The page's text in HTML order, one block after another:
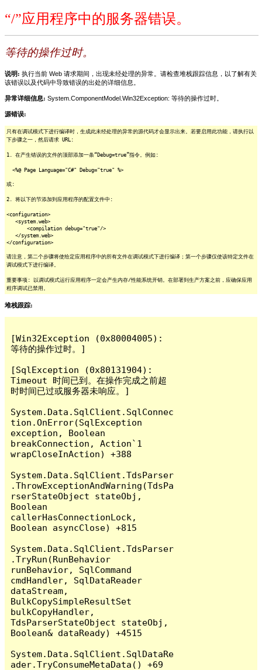
“/”应用程序中的服务器错误。
等待的操作过时。
说明: 执行当前 Web 请求期间，出现未经处理的异常。请检查堆栈跟踪信息，以了解有关
该错误以及代码中导致错误的出处的详细信息。
异常详细信息: System.ComponentModel.Win32Exception: 等待的操作过时。
源错误:
只有在调试模式下进行编译时，生成此未经处理的异常的源代码才会显示出来。若要启用此功能，请执行以
下步骤之一，然后请求 URL:
1. 在产生错误的文件的顶部添加一条“Debug=true”指令。例如:
<%@ Page Language="C#" Debug="true" %>
或:
2. 将以下的节添加到应用程序的配置文件中:
<configuration>
<system.web>
<compilation debug="true"/>
</system.web>
</configuration>
请注意，第二个步骤将使给定应用程序中的所有文件在调试模式下进行编译；第一个步骤仅使该特定文件在
调试模式下进行编译。
重要事项: 以调试模式运行应用程序一定会产生内存/性能系统开销。在部署到生产方案之前，应确保应用
程序调试已禁用。
堆栈跟踪:
[Win32Exception (0x80004005):
等待的操作过时。]
[SqlException (0x80131904):
Timeout 时间已到。在操作完成之前超
时时间已过或服务器未响应。]
System.Data.SqlClient.SqlConnec
tion.OnError(SqlException
exception, Boolean
breakConnection, Action`1
wrapCloseInAction) +388
System.Data.SqlClient.TdsParser
.ThrowExceptionAndWarning(TdsPa
rserStateObject stateObj,
Boolean
callerHasConnectionLock,
Boolean asyncClose) +815
System.Data.SqlClient.TdsParser
.TryRun(RunBehavior
runBehavior, SqlCommand
cmdHandler, SqlDataReader
dataStream,
BulkCopySimpleResultSet
bulkCopyHandler,
TdsParserStateObject stateObj,
Boolean& dataReady) +4515
System.Data.SqlClient.SqlDataRe
ader.TryConsumeMetaData() +69